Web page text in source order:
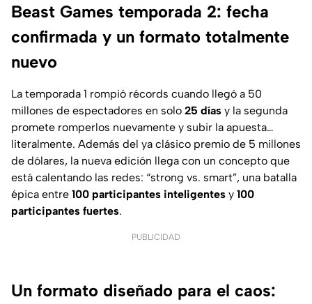
Beast Games temporada 2: fecha
confirmada y un formato totalmente
nuevo
La temporada 1 rompió récords cuando llegó a 50
millones de espectadores en solo 25 días y la segunda
promete romperlos nuevamente y subir la apuesta…
literalmente. Además del ya clásico premio de 5 millones
de dólares, la nueva edición llega con un concepto que
está calentando las redes: “strong vs. smart”, una batalla
épica entre 100 participantes inteligentes y 100
participantes fuertes.
PUBLICIDAD
Un formato diseñado para el caos: